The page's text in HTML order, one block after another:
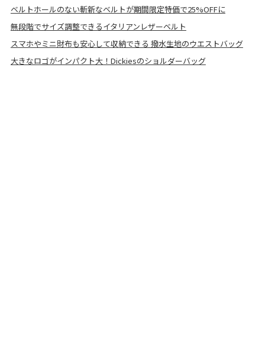
ベルトホールのない斬新なベルトが期間限定特価で25%OFFに
無段階でサイズ調整できるイタリアンレザーベルト
スマホやミニ財布も安心して収納できる 撥水生地のウエストバッグ
大きなロゴがインパクト大！Dickiesのショルダーバッグ